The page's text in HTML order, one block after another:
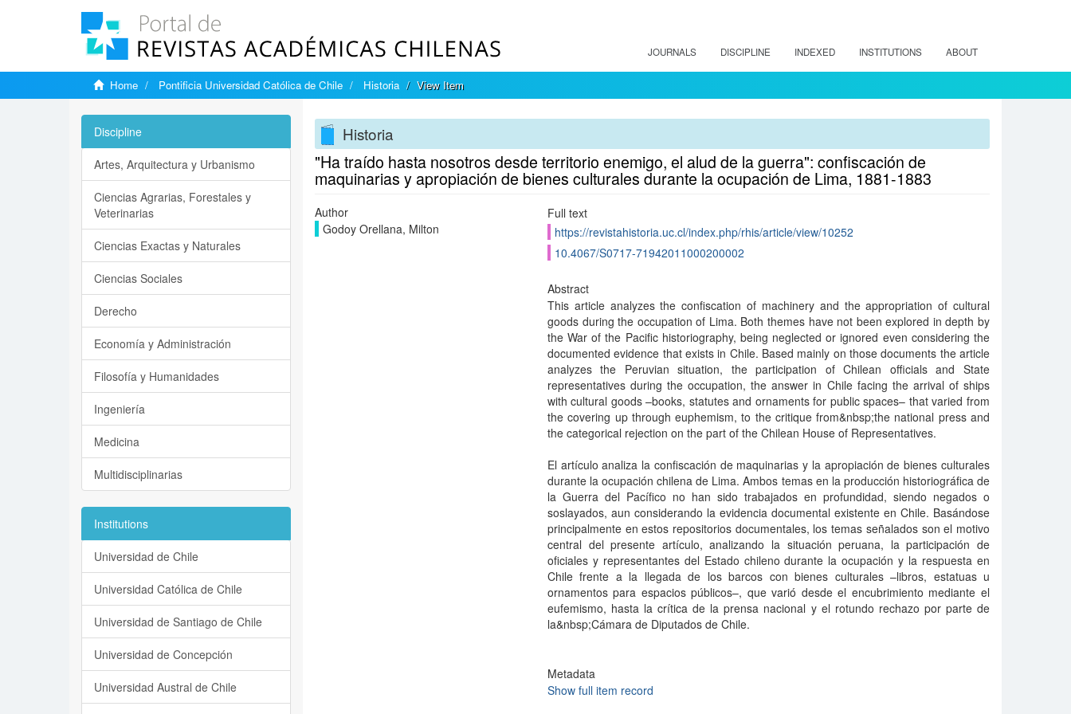
JOURNALS DISCIPLINE INDEXED INSTITUTIONS ABOUT
Home Pontificia Universidad Católica de Chile Historia View Item
Historia
"Ha traído hasta nosotros desde territorio enemigo, el alud de la guerra": confiscación de
maquinarias y apropiación de bienes culturales durante la ocupación de Lima, 1881-1883
Author
Godoy Orellana, Milton
Full text
https://revistahistoria.uc.cl/index.php/rhis/article/view/10252
10.4067/S0717-71942011000200002
Abstract
This article analyzes the confiscation of machinery and the appropriation of cultural
goods during the occupation of Lima. Both themes have not been explored in depth by
the War of the Pacific historiography, being neglected or ignored even considering the
documented evidence that exists in Chile. Based mainly on those documents the article
analyzes the Peruvian situation, the participation of Chilean officials and State
representatives during the occupation, the answer in Chile facing the arrival of ships
with cultural goods –books, statutes and ornaments for public spaces– that varied from
the covering up through euphemism, to the critique from&nbsp;the national press and
the categorical rejection on the part of the Chilean House of Representatives.
El artículo analiza la confiscación de maquinarias y la apropiación de bienes culturales
durante la ocupación chilena de Lima. Ambos temas en la producción historiográfica de
la Guerra del Pacífico no han sido trabajados en profundidad, siendo negados o
soslayados, aun considerando la evidencia documental existente en Chile. Basándose
principalmente en estos repositorios documentales, los temas señalados son el motivo
central del presente artículo, analizando la situación peruana, la participación de
oficiales y representantes del Estado chileno durante la ocupación y la respuesta en
Chile frente a la llegada de los barcos con bienes culturales –libros, estatuas u
ornamentos para espacios públicos–, que varió desde el encubrimiento mediante el
eufemismo, hasta la crítica de la prensa nacional y el rotundo rechazo por parte de
la&nbsp;Cámara de Diputados de Chile.
Metadata
Show full item record
Discipline
Artes, Arquitectura y Urbanismo
Ciencias Agrarias, Forestales y
Veterinarias
Ciencias Exactas y Naturales
Ciencias Sociales
Derecho
Economía y Administración
Filosofía y Humanidades
Ingeniería
Medicina
Multidisciplinarias
Institutions
Universidad de Chile
Universidad Católica de Chile
Universidad de Santiago de Chile
Universidad de Concepción
Universidad Austral de Chile